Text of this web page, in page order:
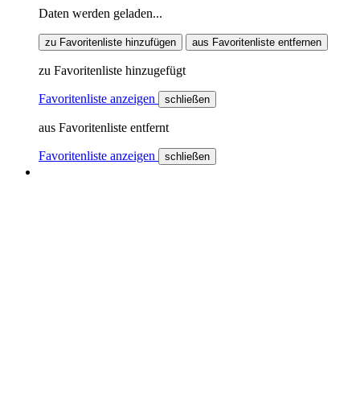
Daten werden geladen...
zu Favoritenliste hinzufügen aus Favoritenliste entfernen
zu Favoritenliste hinzugefügt
Favoritenliste anzeigen schließen
aus Favoritenliste entfernt
Favoritenliste anzeigen schließen